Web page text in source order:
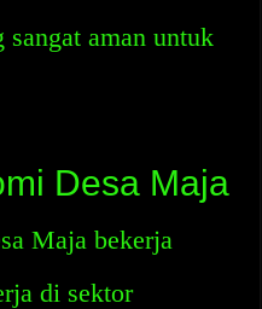
sangat aman untuk
Desa Maja
Maja bekerja
di sektor